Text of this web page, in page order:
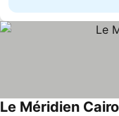
Le Méridien